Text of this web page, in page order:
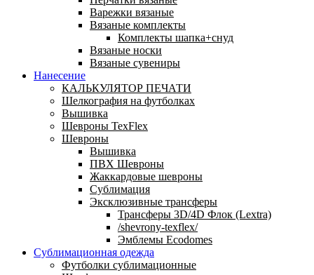
Варежки вязаные
Вязаные комплекты
Комплекты шапка+снуд
Вязаные носки
Вязаные сувениры
Нанесение
КАЛЬКУЛЯТОР ПЕЧАТИ
Шелкография на футболках
Вышивка
Шевроны TexFlex
Шевроны
Вышивка
ПВХ Шевроны
Жаккардовые шевроны
Сублимация
Эксклюзивные трансферы
Трансферы 3D/4D Флок (Lextra)
/shevrony-texflex/
Эмблемы Ecodomes
Сублимационная одежда
Футболки сублимационные